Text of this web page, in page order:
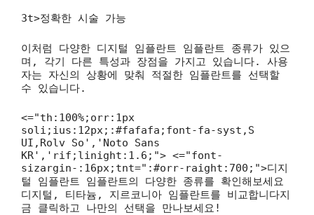
3t>정확한 시술 가능
이처럼 다양한 디지털 임플란트 임플란트 종류가 있으
며, 각기 다른 특성과 장점을 가지고 있습니다. 사용
자는 자신의 상황에 맞춰 적절한 임플란트를 선택할
수 있습니다.
<="th:100%;orr:1px
soli;ius:12px;:#fafafa;font-fa-syst,S
UI,Rolv So','Noto Sans
KR','rif;linight:1.6;"> <="font-
sizargin-:16px;tnt=":#orr-raight:700;">디지
털 임플란트 임플란트의 다양한 종류를 확인해보세요
디지털, 티타늄, 지르코니아 임플란트를 비교합니다지
금 클릭하고 나만의 선택을 만나보세요!